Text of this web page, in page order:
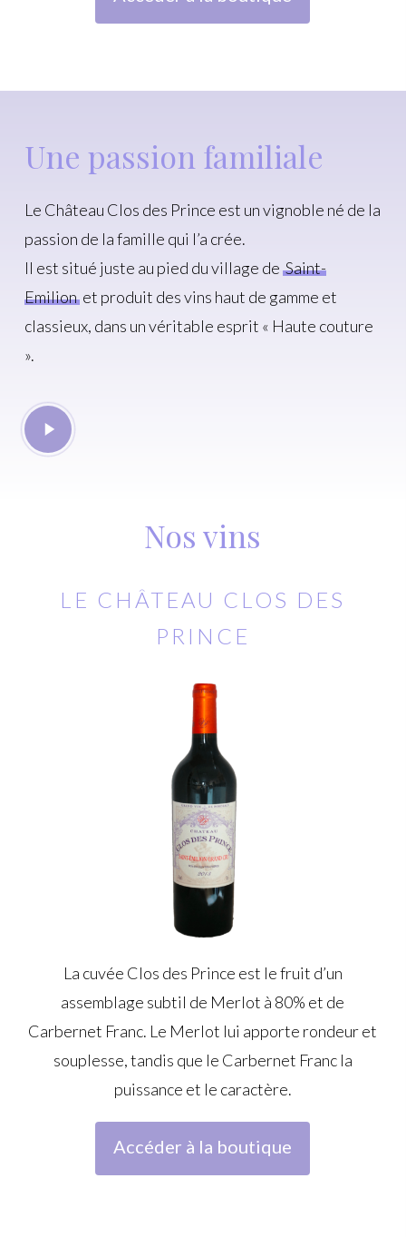
Une passion familiale
Le Château Clos des Prince est un vignoble né de la
passion de la famille qui l’a crée.
Il est situé juste au pied du village deSaint-
Emilion et produit des vins haut de gamme et
classieux, dans un véritable esprit « Haute couture
».
Play
Video
Nos vins
LE CHÂTEAU CLOS DES
PRINCE
La cuvée Clos des Prince est le fruit d’un
assemblage subtil de Merlot à 80% et de
Carbernet Franc. Le Merlot lui apporte rondeur et
souplesse, tandis que le Carbernet Franc la
puissance et le caractère.
Accéder à la boutique